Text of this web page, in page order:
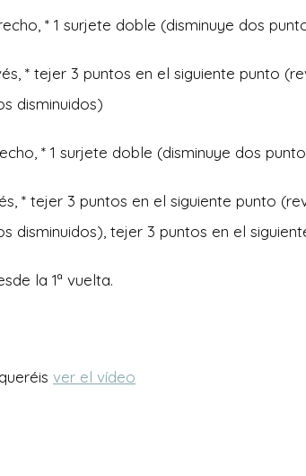
* 1 surjete doble (disminuye dos
* tejer 3 puntos en el siguiente punto
disminuidos)
* 1 surjete doble (disminuye dos
* tejer 3 puntos en el siguiente punto
disminuidos), tejer 3 puntos en el
la 1ª vuelta.
ver el vídeo